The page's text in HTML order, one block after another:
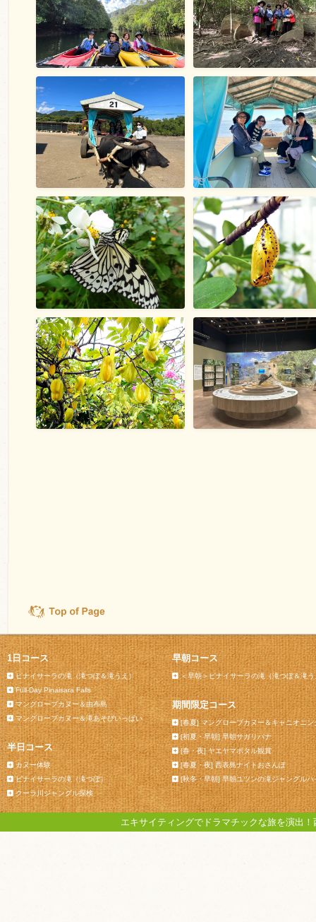
1日コース
ピナイサーラの滝（滝つぼ＆滝うえ）
Full-Day Pinaisara Falls
マングローブカヌー＆由布島
マングローブカヌー＆滝あそびいっぱい
半日コース
カヌー体験
ピナイサーラの滝（滝つぼ）
クーラ川ジャングル探検
早朝コース
＜早朝＞ピナイサーラの滝（滝つぼ＆滝う
期間限定コース
[春夏] マングローブカヌー＆キャニオニン
[初夏・早朝] 早朝サガリバナ
[春・夜] ヤエヤマボタル観賞
[春夏・夜] 西表島ナイトおさんぽ
[秋冬・早朝] 早朝ユツンの滝ジャングルハ
エキサイティングでドラマチックな旅を演出